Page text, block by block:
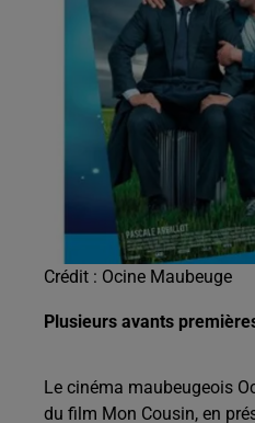
Crédit : Ocine Maubeuge
Plusieurs avants
Le cinéma maubeugeois
du film Mon Cousin, en
Le